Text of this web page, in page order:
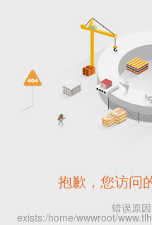
抱歉，您访问
错误原
exists:/home/wwwroot/